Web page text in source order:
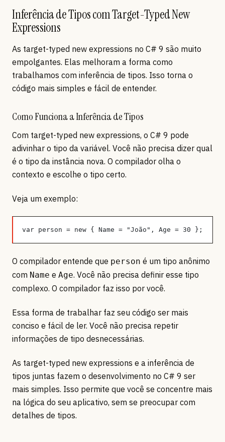
Inferência de Tipos com Target-Typed New
Expressions
As target-typed new expressions no C# 9 são muito
empolgantes. Elas melhoram a forma como
trabalhamos com inferência de tipos. Isso torna o
código mais simples e fácil de entender.
Como Funciona a Inferência de Tipos
Com target-typed new expressions, o C# 9 pode
adivinhar o tipo da variável. Você não precisa dizer qual
é o tipo da instância nova. O compilador olha o
contexto e escolhe o tipo certo.
Veja um exemplo:
var person = new { Name = "João", Age = 30 };
O compilador entende que person é um tipo anônimo
com Name e Age. Você não precisa definir esse tipo
complexo. O compilador faz isso por você.
Essa forma de trabalhar faz seu código ser mais
conciso e fácil de ler. Você não precisa repetir
informações de tipo desnecessárias.
As target-typed new expressions e a inferência de
tipos juntas fazem o desenvolvimento no C# 9 ser
mais simples. Isso permite que você se concentre mais
na lógica do seu aplicativo, sem se preocupar com
detalhes de tipos.